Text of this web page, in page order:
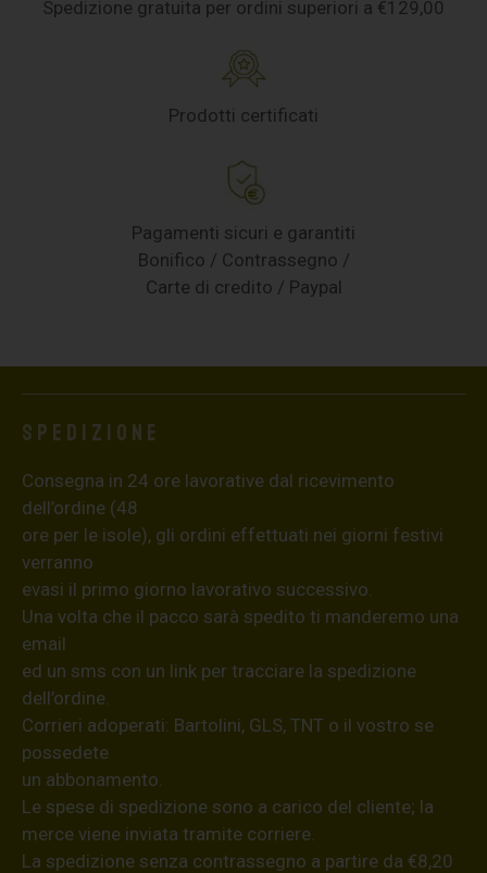
Spedizione gratuita per ordini superiori a €129,00
Prodotti certificati
Pagamenti sicuri e garantiti
Bonifico / Contrassegno /
Carte di credito / Paypal
Spedizione
Consegna in 24 ore lavorative dal ricevimento
dell’ordine (48
ore per le isole), gli ordini effettuati nei giorni festivi
verranno
evasi il primo giorno lavorativo successivo.
Una volta che il pacco sarà spedito ti manderemo una
email
ed un sms con un link per tracciare la spedizione
dell’ordine.
Corrieri adoperati: Bartolini, GLS, TNT o il vostro se
possedete
un abbonamento.
Le spese di spedizione sono a carico del cliente; la
merce viene inviata tramite corriere.
La spedizione senza contrassegno a partire da €8,20